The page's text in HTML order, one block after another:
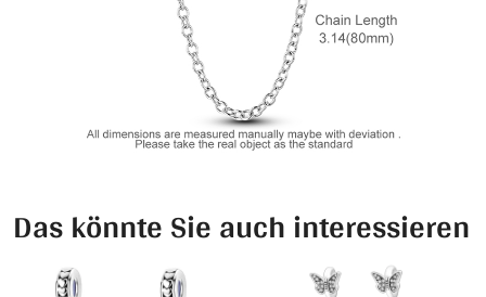
Das könnte Sie auch interessieren